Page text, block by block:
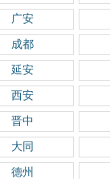
广安
成都
延安
西安
晋中
大同
德州